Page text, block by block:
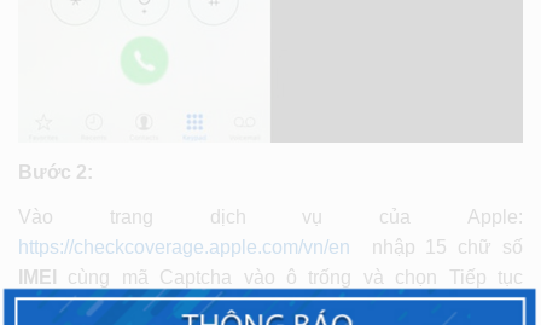
Bước 2:
Vào trang dịch vụ của Apple:
https://checkcoverage.apple.com/vn/en nhập 15 chữ số
IMEI
cùng mã Captcha vào ô trống và chọn Tiếp tục
(Continute).